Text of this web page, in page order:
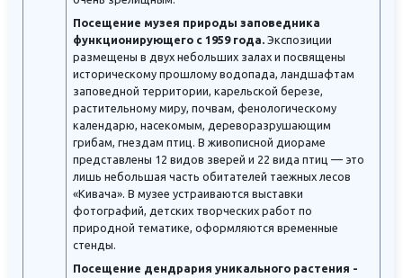
Посещение музея природы заповедника
функционирующего с 1959 года. Экспозиции
размещены в двух небольших залах и посвящены
историческому прошлому водопада, ландшафтам
заповедной территории, карельской березе,
растительному миру, почвам, фенологическому
календарю, насекомым, дереворазрушающим
грибам, гнездам птиц. В живописной диораме
представлены 12 видов зверей и 22 вида птиц — это
лишь небольшая часть обитателей таежных лесов
«Кивача». В музее устраиваются выставки
фотографий, детских творческих работ по
природной тематике, оформляются временные
стенды.
Посещение дендрария уникального растения -